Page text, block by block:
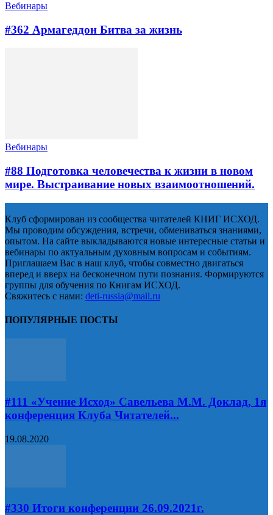
Вебинары
#362 Армагеддон Битва за жизнь
Вебинары
#88 Подготовка человечества к жизни в новом
мире. Выстраивание новых взаимоотношений.
Клуб сформирован из сообщества читателей КНИГ ИСХОД.
Мы проводим обсуждения, встречи, обмениваться знаниями,
опытом. На сайте выкладываются новые интересные статьи и
вебинары по актуальным духовным вопросам и событиям.
Приглашаем Вас в наш клуб, чтобы совместно двигаться
вперед и вверх на бесконечном пути познания. Формируются
группы для обучения по Книгам ИСХОД.
Свяжитесь с нами: deti-russia@mail.ru
ПОПУЛЯРНЫЕ ПОСТЫ
#111 «Учение Исход» Савельева М.М. Доклад, 1я
конференция Клуба Читателей...
19.08.2020
#330 Итоги конференции 26.09.2021г.